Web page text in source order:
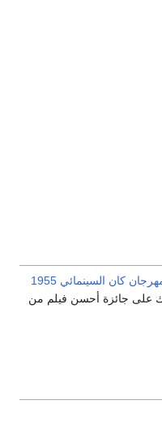
كان السينمائي 1955
على جائزة أحسن فيلم من